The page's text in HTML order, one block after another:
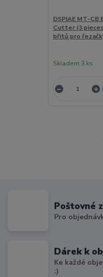
DSPIAE MT-CB
Cutter (3
břitů pro
Skladem 3 ks
Poštovné
Pro
Dárek k
Ke každé
:)